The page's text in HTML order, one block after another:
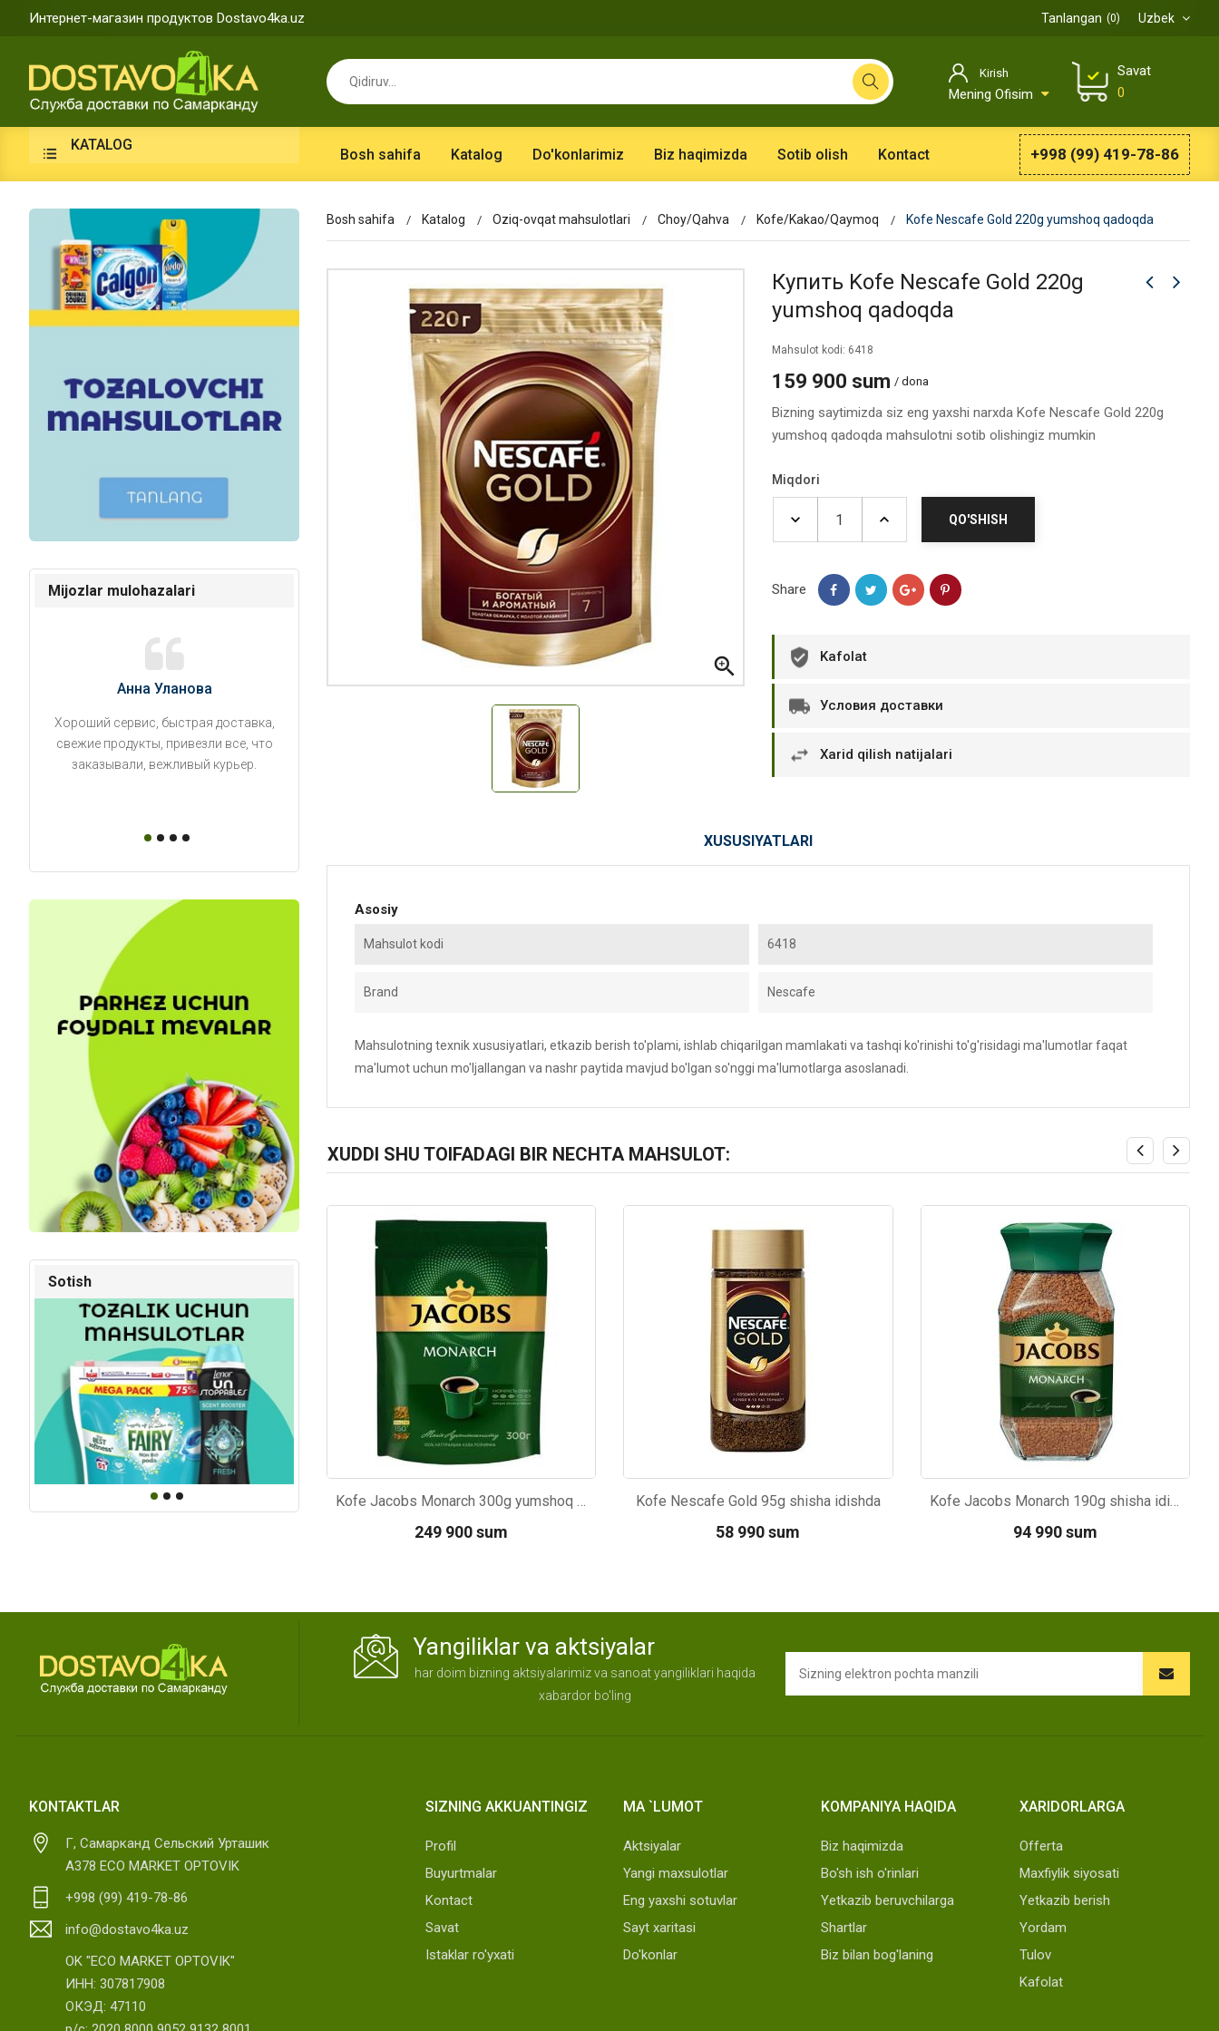
Интернет-магазин продуктов Dostavo4ka.uz Uzbek
Tanlangan 0
Kirish
Mening Ofisim
Savat
0
KATALOG
Bosh sahifa Katalog Do'konlarimiz Biz haqimizda Sotib olish Kontact +998 (99) 419-78-86
Mijozlar mulohazalari
Анна Уланова
Хороший сервис, быстрая доставка,
свежие продукты, привезли все, что
заказывали, вежливый курьер.
Александр П. Ольга Кузяева
Лежу в больнице, сделала заказ, все
привезли раньше назначенного
времени. Курьер Анвар, спасибо ему!
максимально быстро. Покупал мясо
Sotish
Bosh sahifa Katalog Oziq-ovqat mahsulotlari Choy/Qahva Kofe/Kakao/Qaymoq Kofe Nescafe Gold 220g yumshoq qadoqda

Купить Kofe Nescafe Gold 220g
yumshoq qadoqda
Mahsulot kodi: 6418
159 900 sum / dona
Bizning saytimizda siz eng yaxshi narxda Kofe Nescafe Gold 220g
yumshoq qadoqda mahsulotni sotib olishingiz mumkin
Miqdori
QO'SHISH
Share
Kafolat
Условия доставки
Xarid qilish natijalari
XUSUSIYATLARI
Asosiy
Mahsulot kodi 6418
Brand Nescafe
Mahsulotning texnik xususiyatlari, etkazib berish to'plami, ishlab chiqarilgan mamlakati va tashqi ko'rinishi to'g'risidagi ma'lumotlar faqat
ma'lumot uchun mo'ljallangan va nashr paytida mavjud bo'lgan so'nggi ma'lumotlarga asoslanadi.
XUDDI SHU TOIFADAGI BIR NECHTA MAHSULOT:
Kod: 6420
Kofe Jacobs Monarch 300g yumshoq qadoqda
249 900 sum
Kod: 6416
Kofe Nescafe Gold 95g shisha idishda
58 990 sum
Kofe Jacobs Monarch 190g shisha idishda
94 990 sum
Kod: 2411
Yangiliklar va aktsiyalar
har doim bizning aktsiyalarimiz va sanoat yangiliklari haqida
xabardor bo'ling
KONTAKTLAR
Г, Самарканд Сельский Урташик
А378 ECO MARKET OPTOVIK
+998 (99) 419-78-86
info@dostavo4ka.uz
OK "ECO MARKET OPTOVIK"
ИНН: 307817908
ОКЭД: 47110
SIZNING AKKUANTINGIZ
Profil
Buyurtmalar
Kontact
Savat
Istaklar ro'yxati
MA `LUMOT
Aktsiyalar
Yangi maxsulotlar
Eng yaxshi sotuvlar
Sayt xaritasi
Do'konlar
KOMPANIYA HAQIDA
Biz haqimizda
Bo'sh ish o'rinlari
Yetkazib beruvchilarga
Shartlar
Biz bilan bog'laning
XARIDORLARGA
Offerta
Maxfiylik siyosati
Yetkazib berish
Yordam
Tulov
Kafolat